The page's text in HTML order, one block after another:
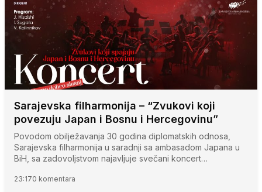
Sarajevska filharmonija – “Zvukovi koji
povezuju Japan i Bosnu i Hercegovinu”
Povodom obilježavanja 30 godina diplomatskih odnosa,
Sarajevska filharmonija u saradnji sa ambasadom Japana u
BiH, sa zadovoljstvom najavljuje svečani koncert…
23:170 komentara